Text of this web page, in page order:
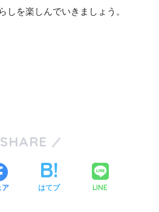
しを楽しんでいきましょう。
SHARE
ア はてブ LINE